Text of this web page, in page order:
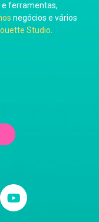
e ferramentas,
negócios e vários
Studio